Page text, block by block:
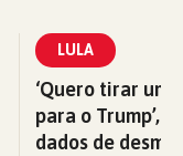
LULA
‘Quero tirar
para o Trump’,
dados de